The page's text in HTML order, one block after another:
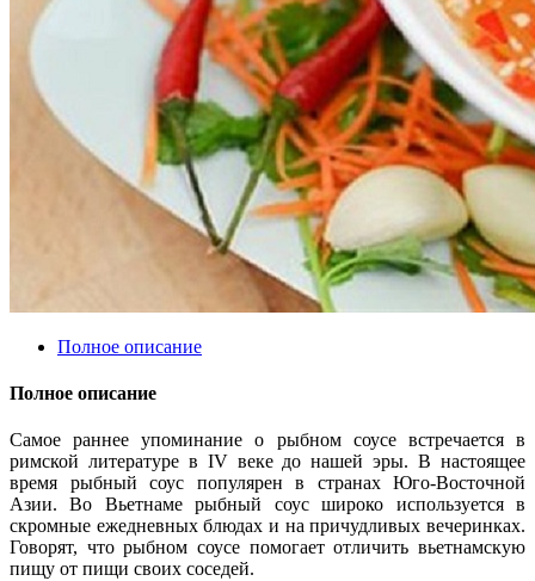
Полное описание
Полное описание
Самое раннее упоминание о рыбном соусе встречается в
римской литературе в IV веке до нашей эры. В настоящее
время рыбный соус популярен в странах Юго-Восточной
Азии. Во Вьетнаме рыбный соус широко используется в
скромные ежедневных блюдах и на причудливых вечеринках.
Говорят, что рыбном соусе помогает отличить вьетнамскую
пищу от пищи своих соседей.